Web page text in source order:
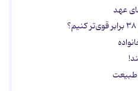
عهد
طبیعت